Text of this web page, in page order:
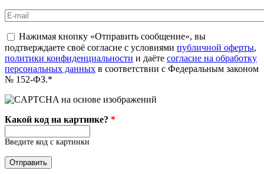
E-mail
politika*
Нажимая кнопку «Отправить сообщение», вы
подтверждаете своё согласие с условиями публичной оферты,
политики конфиденциальности и даёте согласие на обработку
персональных данных в соответствии с Федеральным законом
№ 152-ФЗ.*
Какой код на картинке? *
Введите код с картинки